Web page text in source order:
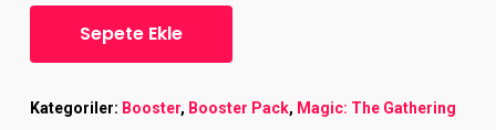
Sepete Ekle
Kategoriler: Booster, Booster Pack, Magic: The Gathering